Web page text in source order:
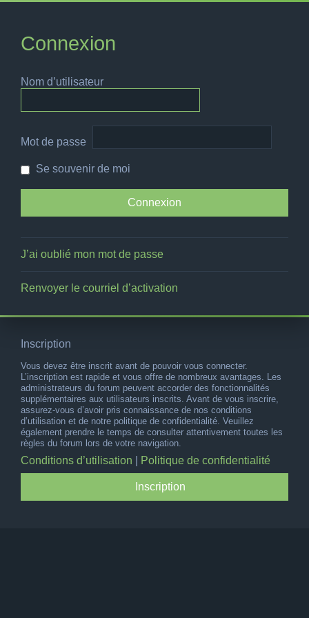
Connexion
Nom d’utilisateur
Mot de passe
Se souvenir de moi
J’ai oublié mon mot de passe
Renvoyer le courriel d’activation
Inscription
Vous devez être inscrit avant de pouvoir vous connecter.
L’inscription est rapide et vous offre de nombreux avantages. Les
administrateurs du forum peuvent accorder des fonctionnalités
supplémentaires aux utilisateurs inscrits. Avant de vous inscrire,
assurez-vous d’avoir pris connaissance de nos conditions
d’utilisation et de notre politique de confidentialité. Veuillez
également prendre le temps de consulter attentivement toutes les
règles du forum lors de votre navigation.
Conditions d’utilisation Politique de confidentialité
Inscription